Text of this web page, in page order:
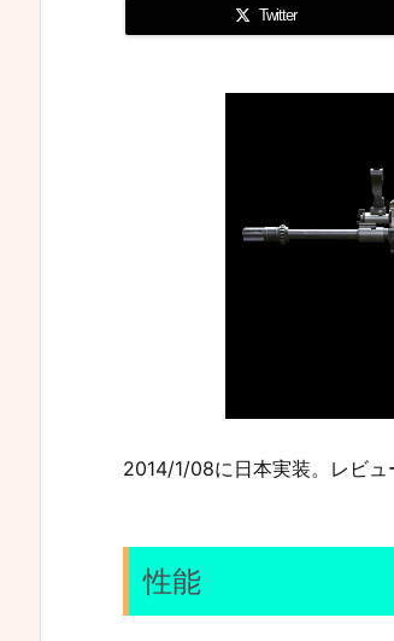
Twitter
2014/1/08に日本実装。レビュ
性能